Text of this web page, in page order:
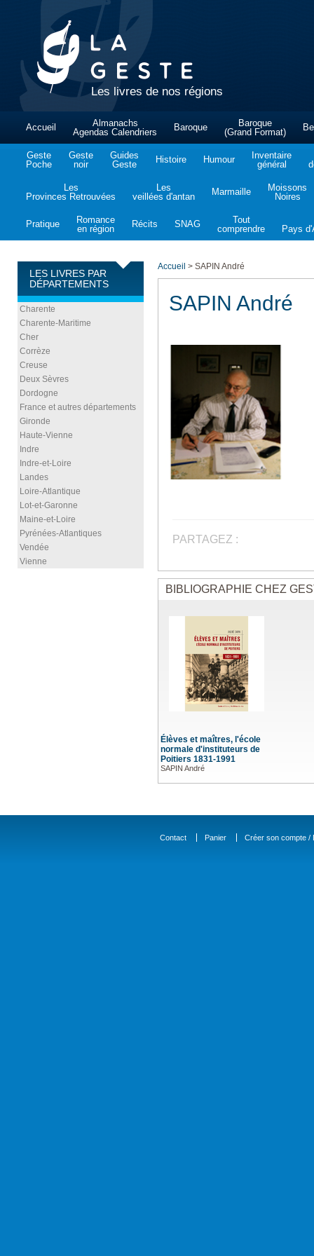
Les livres de nos régions
Accueil
Almanachs
Agendas Calendriers
Baroque
Baroque
(Grand Format)
Geste
Poche
Geste
noir
Guides
Geste
Histoire Humour
Inventaire
général
Les
Provinces Retrouvées
Les
veillées d'antan
Marmaille
Moissons
Noires
Pratique
Romance
en région
Récits SNAG
Tout
comprendre
Pays
LES LIVRES PAR
DÉPARTEMENTS
Charente
Charente-Maritime
Cher
Corrèze
Creuse
Deux Sèvres
Dordogne
France et autres départements
Gironde
Haute-Vienne
Indre
Indre-et-Loire
Landes
Loire-Atlantique
Lot-et-Garonne
Maine-et-Loire
Pyrénées-Atlantiques
Vendée
Vienne
Accueil > SAPIN André
SAPIN André
PARTAGEZ :
BIBLIOGRAPHIE CHEZ
Élèves et maîtres, l'école
normale d'instituteurs de
Poitiers 1831-1991
SAPIN André
Contact Panier Créer son compte /